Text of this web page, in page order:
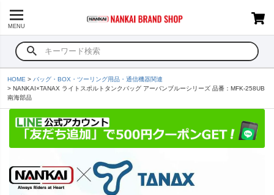
MENU
HOME
バッグ・BOX・ツーリング用品・通信機器関連
NANKAI×TANAX ライトスポルトタンクバッグ アーバンブルーシリーズ 品番：MFK‐258UB
南海部品